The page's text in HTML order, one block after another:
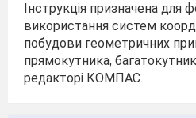
Інструкція призначена для
використання систем
побудови геометричних
прямокутника,
редакторі КОМПАС..